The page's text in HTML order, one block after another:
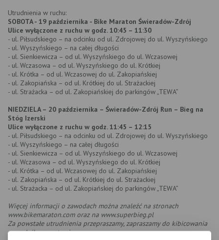
Utrudnienia w ruchu:
SOBOTA - 19 października - Bike Maraton Świeradów-Zdrój
Ulice wyłączone z ruchu w godz. 10:45 – 11:30
- ul. Piłsudskiego – na odcinku od ul. Zdrojowej do ul. Wyszyńskiego
- ul. Wyszyńskiego – na całej długości
- ul. Sienkiewicza – od ul. Wyszyńskiego do ul. Wczasowej
- ul. Wczasowa – od ul. Wyszyńskiego do ul. Krótkiej
- ul. Krótka – od ul. Wczasowej do ul. Zakopiańskiej
- ul. Zakopiańska – od ul. Krótkiej do ul. Strażackiej
- ul. Strażacka – od ul. Zakopiańskiej do parkingów „TEWA”
NIEDZIELA – 20 października – Świeradów-Zdrój Run – Bieg na
Stóg Izerski
Ulice wyłączone z ruchu w godz. 11:45 – 12:15
- ul. Piłsudskiego – na odcinku od ul. Zdrojowej do ul. Wyszyńskiego
- ul. Wyszyńskiego – na całej długości
- ul. Sienkiewicza – od ul. Wyszyńskiego do ul. Wczasowej
- ul. Wczasowa – od ul. Wyszyńskiego do ul. Krótkiej
- ul. Krótka – od ul. Wczasowej do ul. Zakopiańskiej
- ul. Zakopiańska – od ul. Krótkiej do ul. Strażackiej
- ul. Strażacka – od ul. Zakopiańskiej do parkingów „TEWA”
Więcej informacji o zawodach można znaleźć na stronach
www.bikemaraton.com oraz na www.superbieg.pl
Za powstałe utrudnienia przepraszamy, zapraszamy do kibicowania
zawodnikom na trasie